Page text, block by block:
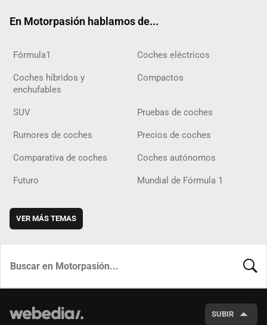
En Motorpasión hablamos de...
Fórmula1 Coches eléctricos
Coches híbridos y
enchufables
Compactos
SUV Pruebas de coches
Rumores de coches Precios de coches
Comparativa de coches Coches autónomos
Futuro Mundial de Fórmula 1
VER MÁS TEMAS
SUBIR